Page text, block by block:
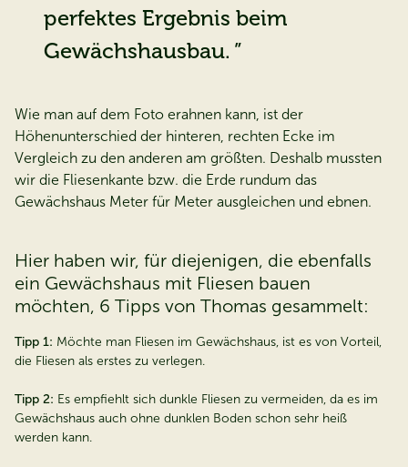
perfektes Ergebnis beim
Gewächshausbau.
Wie man auf dem Foto erahnen kann, ist der
Höhenunterschied der hinteren, rechten Ecke im
Vergleich zu den anderen am größten. Deshalb mussten
wir die Fliesenkante bzw. die Erde rundum das
Gewächshaus Meter für Meter ausgleichen und ebnen.
Hier haben wir, für diejenigen, die ebenfalls
ein Gewächshaus mit Fliesen bauen
möchten, 6 Tipps von Thomas gesammelt:
Tipp 1: Möchte man Fliesen im Gewächshaus, ist es von Vorteil,
die Fliesen als erstes zu verlegen.
Tipp 2: Es empfiehlt sich dunkle Fliesen zu vermeiden, da es im
Gewächshaus auch ohne dunklen Boden schon sehr heiß
werden kann.